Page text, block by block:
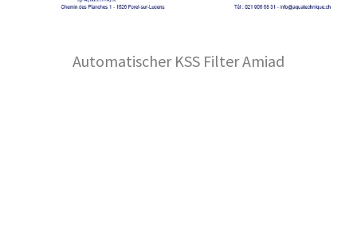
Automatischer KSS Filter Amiad